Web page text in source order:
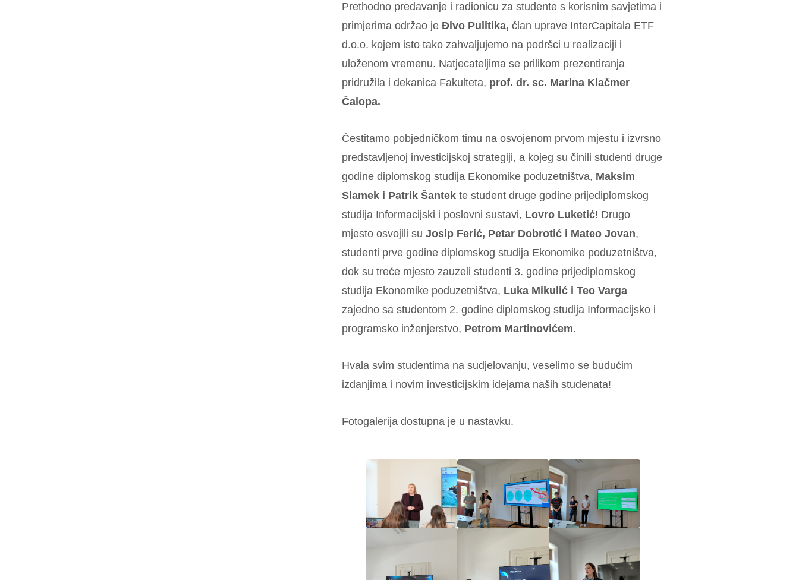
Prethodno predavanje i radionicu za studente s korisnim savjetima i
primjerima održao jeĐivo Pulitika,član uprave InterCapitala ETF
d.o.o. kojem isto tako zahvaljujemo na podršci u realizaciji i
uloženom vremenu. Natjecateljima se prilikom prezentiranja
pridružila i dekanica Fakulteta, prof. dr. sc. Marina Klačmer
Čalopa.
Čestitamo pobjedničkom timu na osvojenom prvom mjestu i izvrsno
predstavljenoj investicijskoj strategiji, a kojeg su činili studenti druge
godine diplomskog studija Ekonomike poduzetništva, Maksim
Slamek i Patrik Šantek te student druge godine prijediplomskog
studija Informacijski i poslovni sustavi, Lovro Luketić! Drugo
mjesto osvojili suJosip Ferić, Petar Dobrotić i Mateo Jovan,
studenti prve godine diplomskog studija Ekonomike poduzetništva,
dok su treće mjesto zauzeli studenti 3. godine prijediplomskog
studija Ekonomike poduzetništva, Luka Mikulić i Teo Varga
zajedno sa studentom 2. godine diplomskog studija Informacijsko i
programsko inženjerstvo, Petrom Martinovićem.
Hvala svim studentima na sudjelovanju, veselimo se budućim
izdanjima i novim investicijskim idejama naših studenata!
Fotogalerija dostupna je u nastavku.